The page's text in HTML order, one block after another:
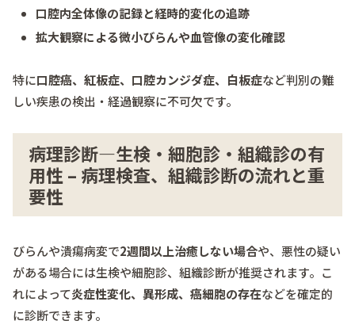
口腔内全体像の記録と経時的変化の追跡
拡大観察による微小びらんや血管像の変化確認
特に口腔癌、紅板症、口腔カンジダ症、白板症など判別の難
しい疾患の検出・経過観察に不可欠です。
病理診断―生検・細胞診・組織診の有
用性 – 病理検査、組織診断の流れと重
要性
びらんや潰瘍病変で2週間以上治癒しない場合や、悪性の疑い
がある場合には生検や細胞診、組織診断が推奨されます。こ
れによって炎症性変化、異形成、癌細胞の存在などを確定的
に診断できます。